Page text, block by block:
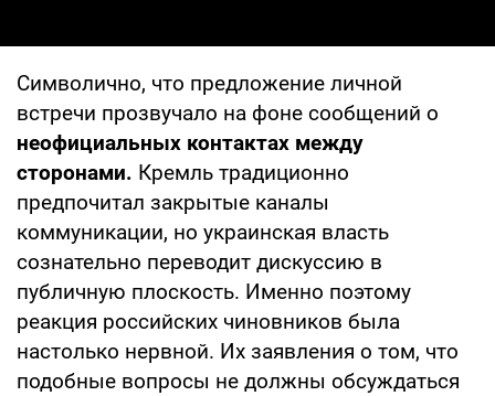
Символично, что предложение личной
встречи прозвучало на фоне сообщений о
неофициальных контактах между
сторонами. Кремль традиционно
предпочитал закрытые каналы
коммуникации, но украинская власть
сознательно переводит дискуссию в
публичную плоскость. Именно поэтому
реакция российских чиновников была
настолько нервной. Их заявления о том, что
подобные вопросы не должны обсуждаться